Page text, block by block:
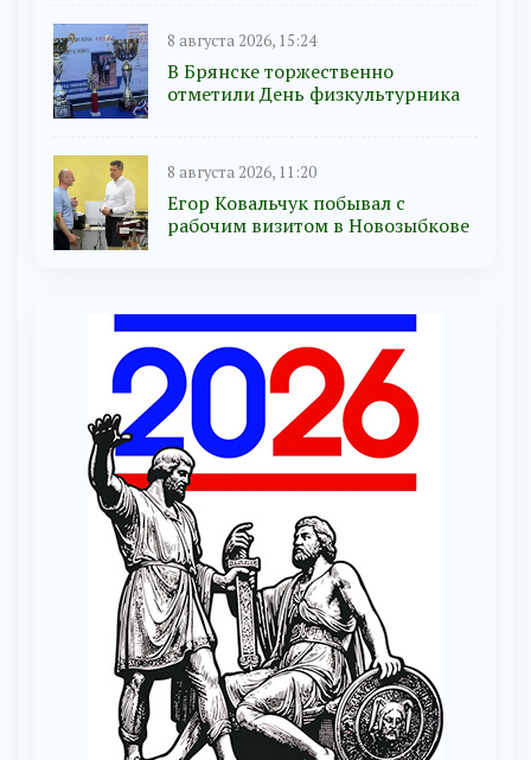
8 августа 2026, 15:24
В Брянске торжественно
отметили День физкультурника
8 августа 2026, 11:20
Егор Ковальчук побывал с
рабочим визитом в Новозыбкове